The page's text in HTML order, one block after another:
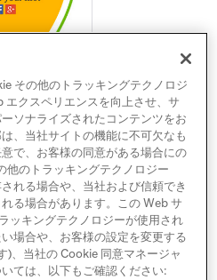
次へ 受信トレイビジョン
その他のトラッキングテクノロジ
クスペリエンスを向上させ、サ
ソナライズされたコンテンツをお
、当社サイトの機能に不可欠なも
で、お客様の同意がある場合にの
他のトラッキングテクノロジー
れる場合や、当社および信頼でき
る場合があります。この Web サ
ッキングテクノロジーが使用され
場合や、お客様の設定を変更する
)、当社の Cookie 同意マネージャ
ては、以下もご確認ください: